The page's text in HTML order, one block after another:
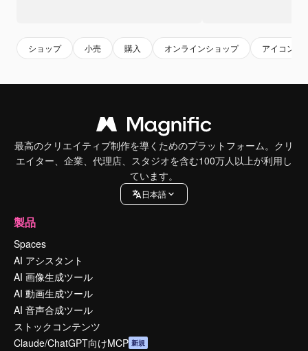
ショップ 小売 購入 オンラインショップ アイコン
最高のクリエイティブ制作を導くためのプラットフォーム。クリ
エイター、企業、代理店、スタジオを含む100万人以上が利用し
ています。
日本語
製品
Spaces
AI アシスタント
AI 画像生成ツール
AI 動画生成ツール
AI 音声合成ツール
ストックコンテンツ
Claude/ChatGPT向けMCP 新規